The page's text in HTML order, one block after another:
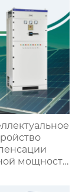
мощности